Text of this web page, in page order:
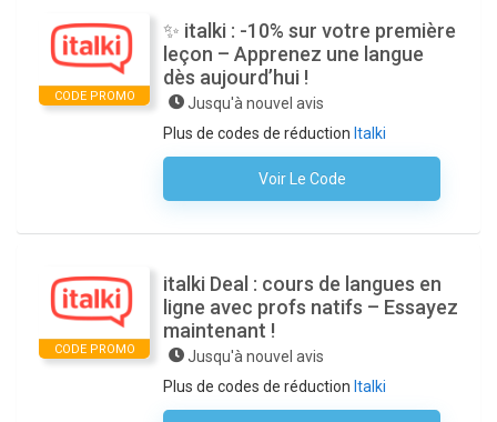
CODE PROMO
✨ italki : -10% sur votre première
leçon – Apprenez une langue
dès aujourd’hui !
Jusqu'à nouvel avis
Plus de codes de réduction Italki
Voir Le Code
Aucun Code N'est Nécessaire
CODE PROMO
italki Deal : cours de langues en
ligne avec profs natifs – Essayez
maintenant !
Jusqu'à nouvel avis
Plus de codes de réduction Italki